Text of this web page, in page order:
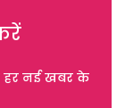
हर नई खबर के